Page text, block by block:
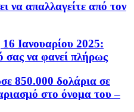
να απαλλαγείτε από τον
Ιανουαρίου 2025:
σας να φανεί πλήρως
850.000 δολάρια σε
στο όνομα του –